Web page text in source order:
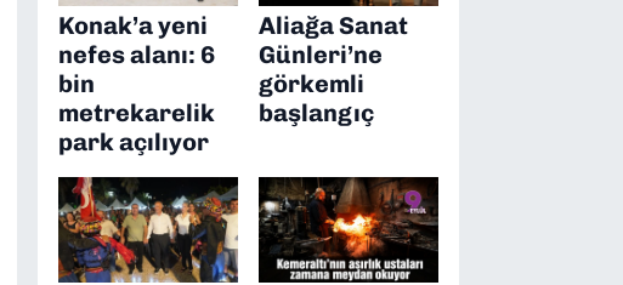
Konak’a yeni
nefes alanı: 6
bin
metrekarelik
park açılıyor
Aliağa Sanat
Günleri’ne
görkemli
başlangıç